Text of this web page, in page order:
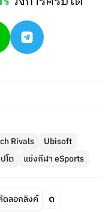
Rivals
Ubisoft
โต แข่งกีฬา eSports
ดลอกลิงค์